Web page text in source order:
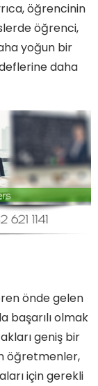
öğrencinin
öğrenci,
yoğun bir
daha
önde gelen
başarılı olmak
geniş bir
öğretmenler,
için gerekli